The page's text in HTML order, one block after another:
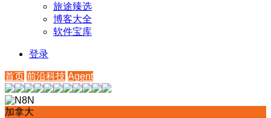
旅途臻选
博客大全
软件宝库
登录
首页 前沿科技 Agent
加拿大